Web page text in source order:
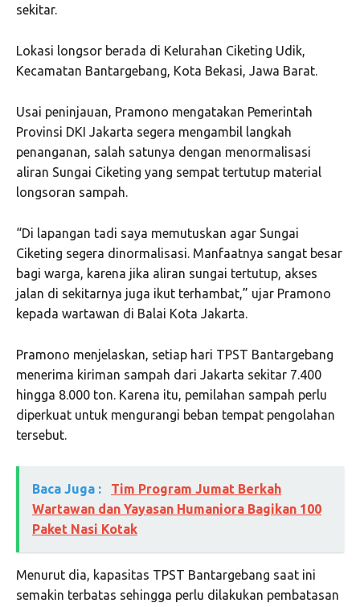
sekitar.
Lokasi longsor berada di Kelurahan Ciketing Udik,
Kecamatan Bantargebang, Kota Bekasi, Jawa Barat.
Usai peninjauan, Pramono mengatakan Pemerintah
Provinsi DKI Jakarta segera mengambil langkah
penanganan, salah satunya dengan menormalisasi
aliran Sungai Ciketing yang sempat tertutup material
longsoran sampah.
“Di lapangan tadi saya memutuskan agar Sungai
Ciketing segera dinormalisasi. Manfaatnya sangat besar
bagi warga, karena jika aliran sungai tertutup, akses
jalan di sekitarnya juga ikut terhambat,” ujar Pramono
kepada wartawan di Balai Kota Jakarta.
Pramono menjelaskan, setiap hari TPST Bantargebang
menerima kiriman sampah dari Jakarta sekitar 7.400
hingga 8.000 ton. Karena itu, pemilahan sampah perlu
diperkuat untuk mengurangi beban tempat pengolahan
tersebut.
Baca Juga :
Tim Program Jumat Berkah
Wartawan dan Yayasan Humaniora Bagikan 100
Paket Nasi Kotak
Menurut dia, kapasitas TPST Bantargebang saat ini
semakin terbatas sehingga perlu dilakukan pembatasan